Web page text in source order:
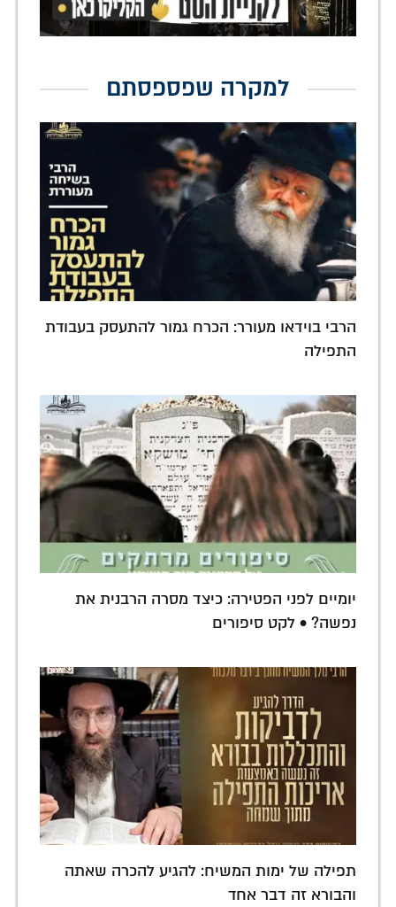
למקרה שפספסתם
הרבי בוידאו מעורר: הכרח גמור להתעסק בעבודת
התפילה
יומיים לפני הפטירה: כיצד מסרה הרבנית את
נפשה? • לקט סיפורים
תפילה של ימות המשיח: להגיע להכרה שאתה
והבורא זה דבר אחד